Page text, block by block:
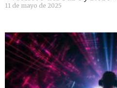
11 de mayo de 2025